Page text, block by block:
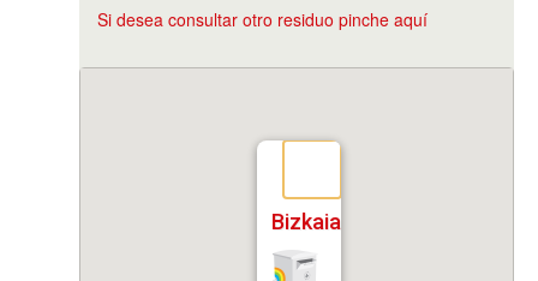
Si desea consultar otro residuo pinche aquí
Bizkaia